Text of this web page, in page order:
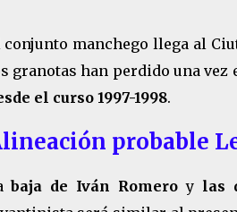
conjunto manchego llega al
granotas han perdido una vez
el curso 1997-1998.
probable
baja de Iván Romero y las